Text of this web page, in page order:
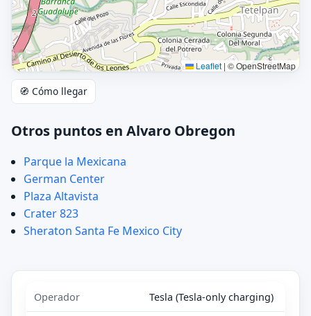
Leaflet | © OpenStreetMap
🧭 Cómo llegar
Otros puntos en Alvaro Obregon
Parque la Mexicana
German Center
Plaza Altavista
Crater 823
Sheraton Santa Fe Mexico City
Operador Tesla (Tesla-only charging)